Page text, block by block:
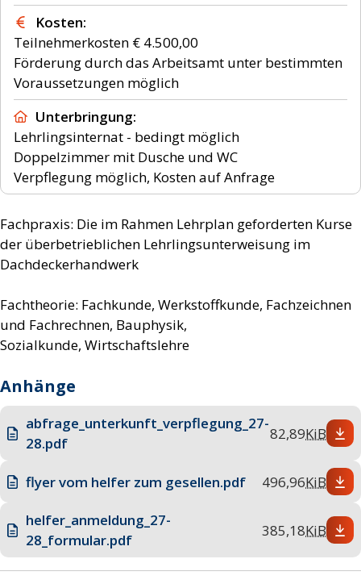
Kosten
Teilnehmerkosten € 4.500,00
Förderung durch das Arbeitsamt unter bestimmten
Voraussetzungen möglich
Unterbringung
Lehrlingsinternat - bedingt möglich
Doppelzimmer mit Dusche und WC
Verpflegung möglich, Kosten auf Anfrage
Fachpraxis: Die im Rahmen Lehrplan geforderten Kurse
der überbetrieblichen Lehrlingsunterweisung im
Dachdeckerhandwerk
Fachtheorie: Fachkunde, Werkstoffkunde, Fachzeichnen
und Fachrechnen, Bauphysik,
Sozialkunde, Wirtschaftslehre
Anhänge
abfrage_unterkunft_verpflegung_27-
28.pdf
82,89KiB
flyer vom helfer zum gesellen.pdf 496,96KiB
helfer_anmeldung_27-
28_formular.pdf
385,18KiB